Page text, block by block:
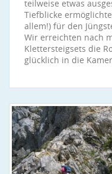
teilweise etwas
Tiefblicke
allem!) für den
Wir erreichten nach
Klettersteigsets die
glücklich in die